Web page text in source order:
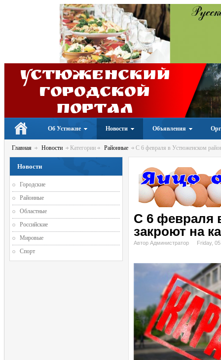
Устюженский
Городской
портал
Об Устюжне Новости Объявления
Главная Новости Категории Районные С 6 февраля в Устюженском
С 6 февраля
закроют на
Автор Администратор Friday,
Новости
Городские
Районные
Областные
Российские
Мировые
Спорт